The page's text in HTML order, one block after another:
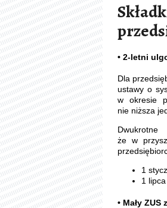
• 2-letni
Dla
ustawy o
w okresie
nie niższa
że w
1
1
• Mały